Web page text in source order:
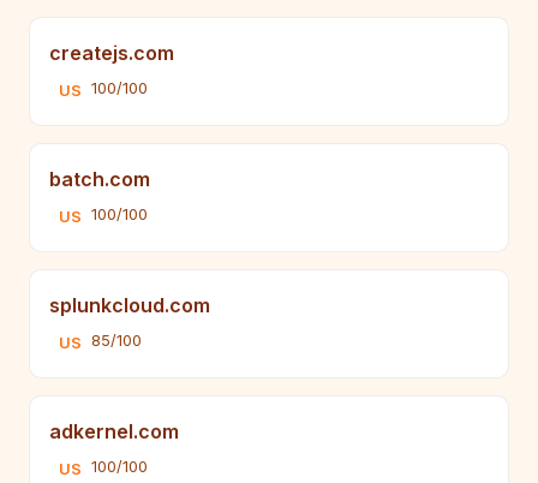
createjs.com
US 100/100
batch.com
US 100/100
splunkcloud.com
US 85/100
adkernel.com
US 100/100